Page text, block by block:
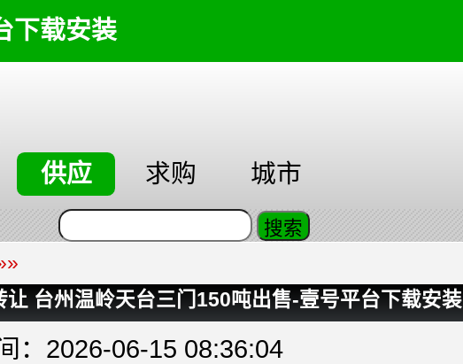
下载安装
供应 求购 城市
让 台州温岭天台三门150吨出售-壹号平台下载安装
：2026-06-15 08:36:04